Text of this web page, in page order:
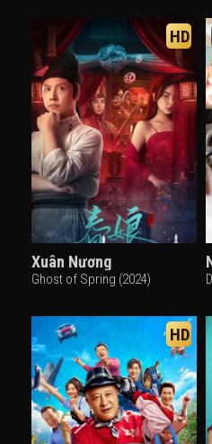
HD
Xuân Nương
Ghost of Spring (2024)
HD